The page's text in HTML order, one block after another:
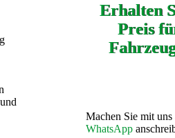
Erhalten
Preis
Machen Sie mit
WhatsApp